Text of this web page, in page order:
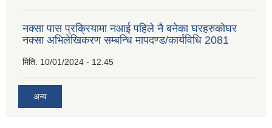
नक्सा पास प्रक्रियामा नआई पहिले नै बनेका घरहरुकोघर
नक्सा अभिलेखिकरण सम्बन्धि मापदण्ड/कार्यविधि 2081
मिति: 10/01/2024 - 12:45
अन्य